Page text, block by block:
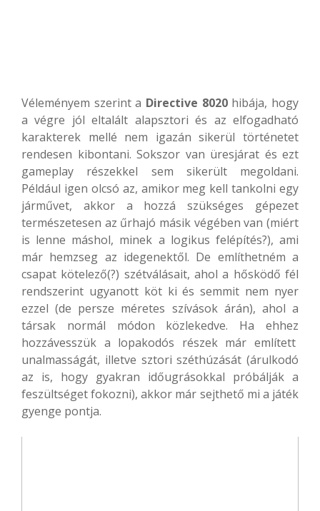
Véleményem szerint a Directive 8020hibája, hogy
a végre jól eltalált alapsztori és az elfogadható
karakterek mellé nem igazán sikerül történetet
rendesen kibontani. Sokszor van üresjárat és ezt
gameplay részekkel sem sikerült megoldani.
Például igen olcsó az, amikor meg kell tankolni egy
járművet, akkor a hozzá szükséges gépezet
természetesen az űrhajó másik végében van (miért
is lenne máshol, minek a logikus felépítés?), ami
már hemzseg az idegenektől. De említhetném a
csapat kötelező(?) szétválásait, ahol a hősködő fél
rendszerint ugyanott köt ki és semmit nem nyer
ezzel (de persze méretes szívások árán), ahol a
társak normál módon közlekedve. Ha ehhez
hozzávesszük a lopakodós részek már említett
unalmasságát, illetve sztori széthúzását (árulkodó
az is, hogy gyakran időugrásokkal próbálják a
feszültséget fokozni), akkor már sejthető mi a játék
gyenge pontja.